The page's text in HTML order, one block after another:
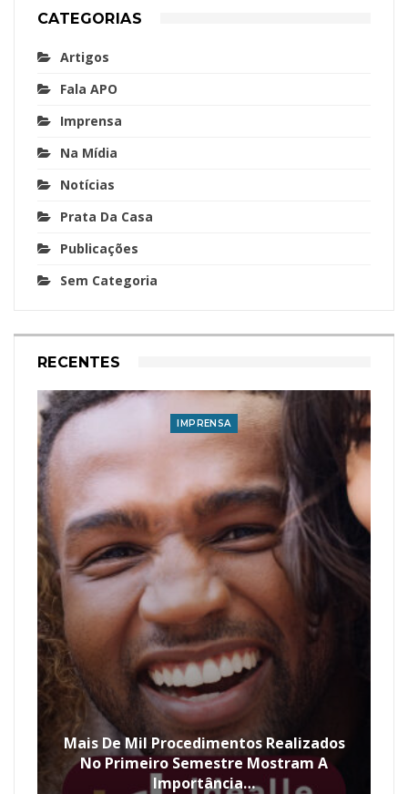
CATEGORIAS
Artigos
Fala APO
Imprensa
Na Mídia
Notícias
Prata Da Casa
Publicações
Sem Categoria
RECENTES
IMPRENSA
Mais De Mil Procedimentos Realizados
No Primeiro Semestre Mostram A
Importância…